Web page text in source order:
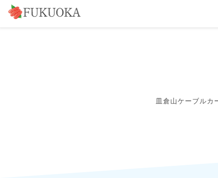
皿倉山ケーブルカ